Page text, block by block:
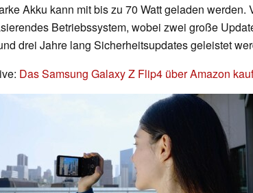
Akku kann mit bis zu 70 Watt geladen werden.
Betriebssystem, wobei zwei große
drei Jahre lang Sicherheitsupdates geleistet
Das Samsung Galaxy Z Flip4 über Amazon